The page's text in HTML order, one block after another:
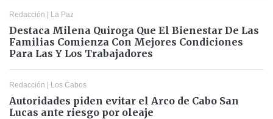
Redacción | La Paz
Destaca Milena Quiroga Que El Bienestar De Las
Familias Comienza Con Mejores Condiciones
Para Las Y Los Trabajadores
Redacción | Los Cabos
Autoridades piden evitar el Arco de Cabo San
Lucas ante riesgo por oleaje